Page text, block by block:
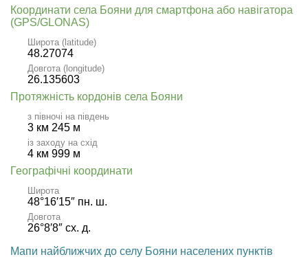
Координати села Бояни для смартфона або навігатора
(GPS/GLONAS)
Широта (latitude)
48.27074
Довгота (longitude)
26.135603
Протяжність кордонів села Бояни
з півночі на південь
3 км 245 м
із заходу на схід
4 км 999 м
Географічні координати
Широта
48°16′15″ пн. ш.
Довгота
26°8′8″ сх. д.
Мапи найближчих до селу Бояни населених пунктів